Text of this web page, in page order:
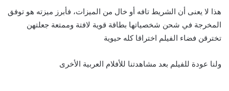
هذا لا يعنى أن الشريط تافه أو خال من الميزات، فأبرز ميزته هو توفق
المخرجة في شحن شخصياتها بطاقة قوية لافتة وممتعة جعلتهن
تخترقن فضاء الفيلم اختراقا كله حيوية
ولنا عودة للفيلم بعد مشاهدتنا للأفلام العربية الأخرى